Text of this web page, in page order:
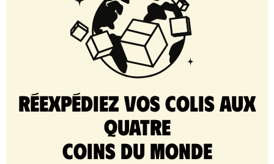
Réexpédiez vos colis aux
quatre
coins du monde